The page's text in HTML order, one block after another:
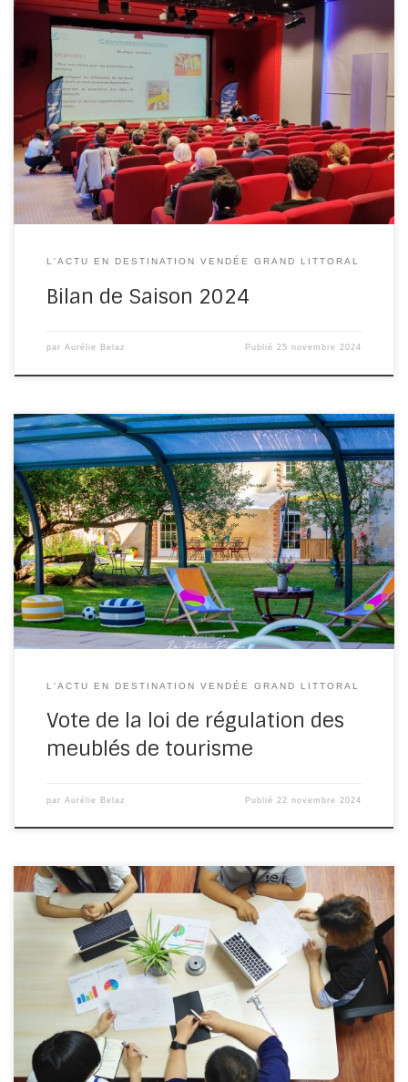
L’Office de Tourisme Destination Vendée Grand Littoral
réunissait jeudi dernier les professionnels du tourisme de
son territoire pour dresser le […]
L'ACTU EN DESTINATION VENDÉE GRAND LITTORAL
Bilan de Saison 2024
par Aurélie Belaz Publié25 novembre 2024
Une loi qui intervient sur le volet fiscal … Après des mois de
tractations, le feuilleton de la loi de […]
L'ACTU EN DESTINATION VENDÉE GRAND LITTORAL
Vote de la loi de régulation des
meublés de tourisme
par Aurélie Belaz Publié22 novembre 2024
Après deux années d’absence, les réunions d’information
font leur retour Depuis 2018, l’Office de Tourisme
Destination Vendée Grand Littoral proposait […]